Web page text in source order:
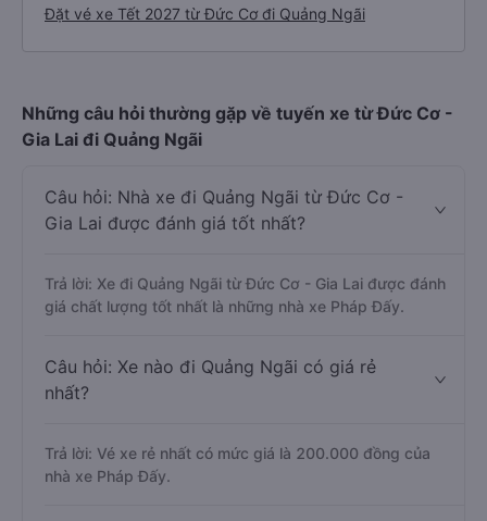
Đặt vé xe Tết 2027 từ Đức Cơ đi Quảng Ngãi
Những câu hỏi thường gặp về tuyến xe từ Đức Cơ -
Gia Lai đi Quảng Ngãi
Câu hỏi: Nhà xe đi Quảng Ngãi từ Đức Cơ -
Gia Lai được đánh giá tốt nhất?
Trả lời: Xe đi Quảng Ngãi từ Đức Cơ - Gia Lai được đánh
giá chất lượng tốt nhất là những nhà xe Pháp Đấy.
Câu hỏi: Xe nào đi Quảng Ngãi có giá rẻ
nhất?
Trả lời: Vé xe rẻ nhất có mức giá là 200.000 đồng của
nhà xe Pháp Đấy.